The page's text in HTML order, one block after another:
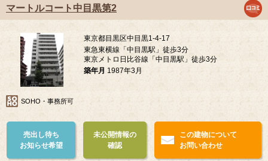
マートルコート中目黒第2
東京都目黒区中目黒1-4-17
東急東横線「中目黒駅」徒歩3分
東京メトロ日比谷線「中目黒駅」徒歩3分
築年月 1987年3月
SOHO・事務所可
売出し待ち
お知らせ希望
未公開情報の
確認
この建物について
お問い合わせ